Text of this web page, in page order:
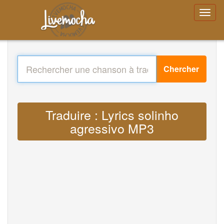
Chercher
Traduire : Lyrics solinho
agressivo MP3